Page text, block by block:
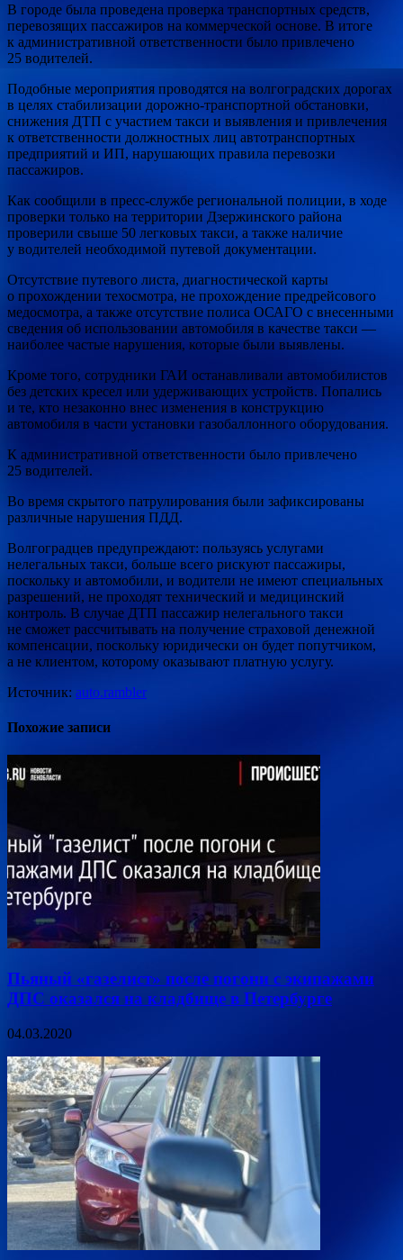
В городе была проведена проверка транспортных средств,
перевозящих пассажиров на коммерческой основе. В итоге
к административной ответственности было привлечено
25 водителей.
Подобные мероприятия проводятся на волгоградских дорогах
в целях стабилизации дорожно-транспортной обстановки,
снижения ДТП с участием такси и выявления и привлечения
к ответственности должностных лиц автотранспортных
предприятий и ИП, нарушающих правила перевозки
пассажиров.
Как сообщили в пресс-службе региональной полиции, в ходе
проверки только на территории Дзержинского района
проверили свыше 50 легковых такси, а также наличие
у водителей необходимой путевой документации.
Отсутствие путевого листа, диагностической карты
о прохождении техосмотра, не прохождение предрейсового
медосмотра, а также отсутствие полиса ОСАГО с внесенными
сведения об использовании автомобиля в качестве такси —
наиболее частые нарушения, которые были выявлены.
Кроме того, сотрудники ГАИ останавливали автомобилистов
без детских кресел или удерживающих устройств. Попались
и те, кто незаконно внес изменения в конструкцию
автомобиля в части установки газобаллонного оборудования.
К административной ответственности было привлечено
25 водителей.
Во время скрытого патрулирования были зафиксированы
различные нарушения ПДД.
Волгоградцев предупреждают: пользуясь услугами
нелегальных такси, больше всего рискуют пассажиры,
поскольку и автомобили, и водители не имеют специальных
разрешений, не проходят технический и медицинский
контроль. В случае ДТП пассажир нелегального такси
не сможет рассчитывать на получение страховой денежной
компенсации, поскольку юридически он будет попутчиком,
а не клиентом, которому оказывают платную услугу.
Источник: auto.rambler
Похожие записи
Пьяный «газелист» после погони с экипажами
ДПС оказался на кладбище в Петербурге
04.03.2020